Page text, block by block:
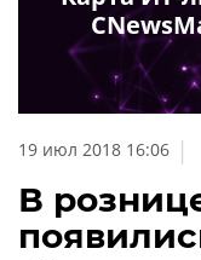
Компании
обзоры
кабинет
О
Конференции
Техника
19 июл 2018 16:06 |
В